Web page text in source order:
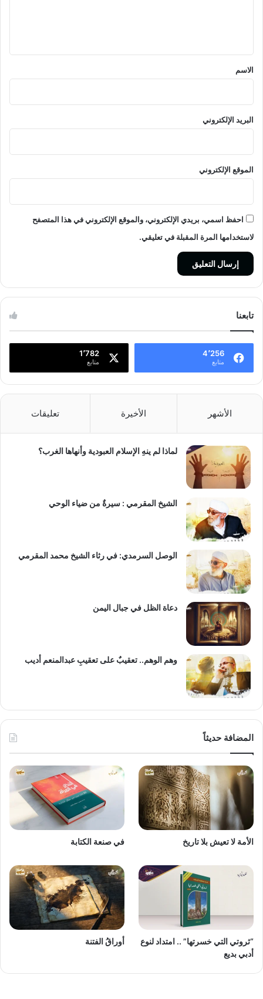
*
الاسم
البريد الإلكتروني
الموقع الإلكتروني
احفظ اسمي، بريدي الإلكتروني، والموقع الإلكتروني في هذا المتصفح
لاستخدامها المرة المقبلة في تعليقي.
تابعنا
4٬256
متابع
1٬782
متابع
الأشهر الأخيرة تعليقات
لماذا لم ينهِ الإسلام العبودية وأنهاها الغرب؟
الشيخ المقرمي : سيرةٌ من ضياء الوحي
الوصل السرمدي: في رثاء الشيخ محمد المقرمي
دعاة الظل في جبال اليمن
وهم الوهم.. تعقيبٌ على تعقيبِ عبدالمنعم أديب
المضافة حديثاً
الأمة لا تعيش بلا تاريخ في صنعة الكتابة
“ثروتي التي خسرتها” .. امتداد لنوع
أدبي بديع
أوراقُ الفتنة